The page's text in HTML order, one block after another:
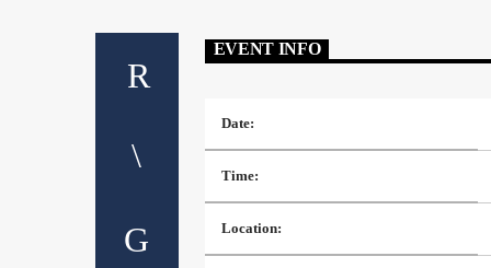
EVENT INFO
Date:
Time:
Location: